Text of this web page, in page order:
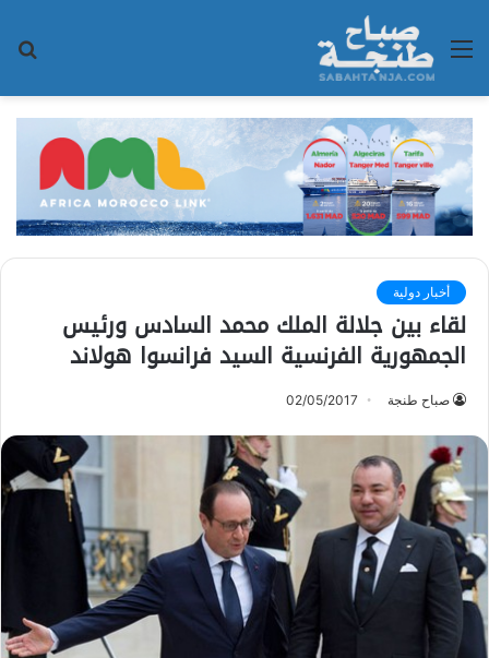
القائمة
أخبار دولية
لقاء بين جلالة الملك محمد السادس ورئيس
الجمهورية الفرنسية السيد فرانسوا هولاند
صباح طنجة 02/05/2017